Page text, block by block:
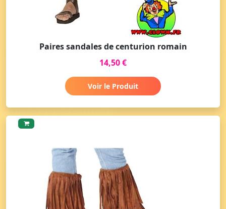
Paires sandales de centurion romain
14,50 €
Voir le Produit